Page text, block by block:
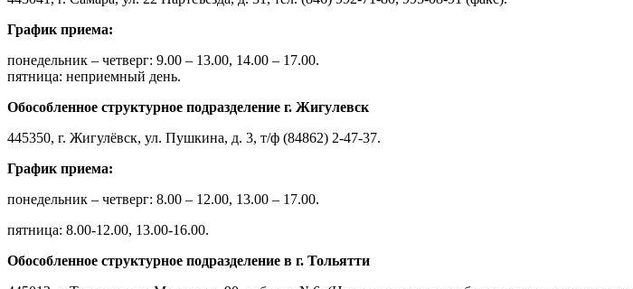
График приема:
понедельник – четверг: 9.00 – 13.00, 14.00 – 17.00.
пятница: неприемный день.
Обособленное структурное подразделение г. Жигулевск
445350, г. Жигулёвск, ул. Пушкина, д. 3, т/ф (84862) 2-47-37.
График приема:
понедельник – четверг: 8.00 – 12.00, 13.00 – 17.00.
пятница: 8.00-12.00, 13.00-16.00.
Обособленное структурное подразделение в г. Тольятти